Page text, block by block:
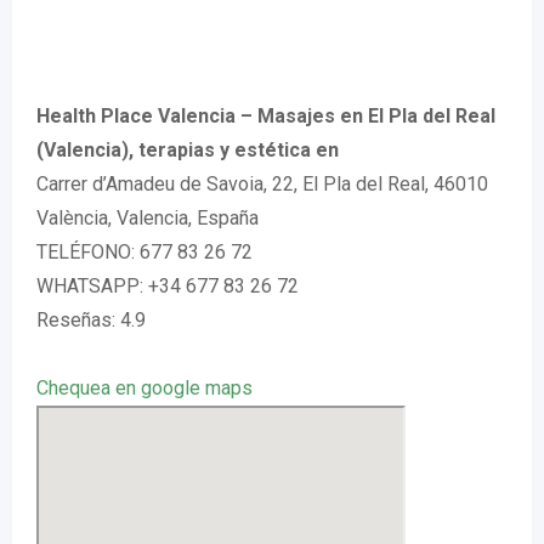
Health Place Valencia – Masajes en El Pla del Real
(Valencia), terapias y estética en
Carrer d’Amadeu de Savoia, 22, El Pla del Real, 46010
València, Valencia, España
TELÉFONO: 677 83 26 72
WHATSAPP: +34 677 83 26 72
Reseñas: 4.9
Chequea en google maps